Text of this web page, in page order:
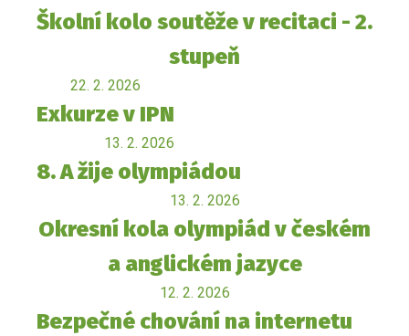
Školní kolo soutěže v recitaci - 2.
stupeň
22. 2. 2026
Exkurze v IPN
13. 2. 2026
8. A žije olympiádou
13. 2. 2026
Okresní kola olympiád v českém
a anglickém jazyce
12. 2. 2026
Bezpečné chování na internetu